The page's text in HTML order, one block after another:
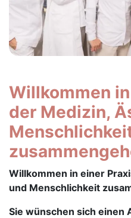
Willkommen
der Medizin,
Willkommen in einer
und Menschlichkeit
Sie wünschen sich einen